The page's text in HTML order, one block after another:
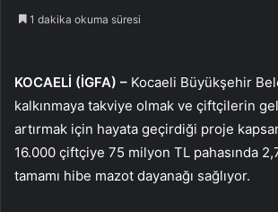
1 dakika okuma süresi
KOCAELİ (İGFA) – Kocaeli Büyükşehir
kalkınmaya takviye olmak ve çiftçilerin
artırmak için hayata geçirdiği proje
16.000 çiftçiye 75 milyon TL pahasında
tamamı hibe mazot dayanağı sağlıyor.